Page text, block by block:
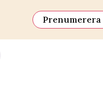
Prenumerera